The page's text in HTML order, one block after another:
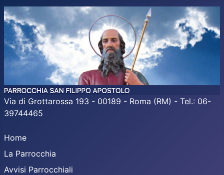
Via di Grottarossa 193 - 00189 - Roma (RM) - Tel.: 06-
39744465
Home
La Parrocchia
Avvisi Parrocchiali